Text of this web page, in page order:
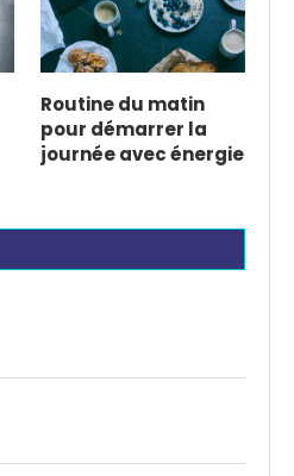
Routine du matin
pour démarrer la
journée avec énergie